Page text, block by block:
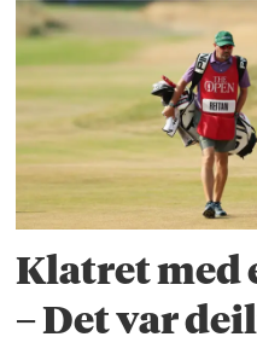
Klatret med
– Det var